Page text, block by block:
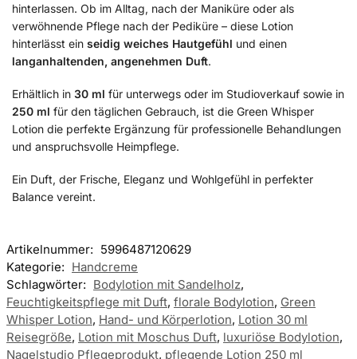
hinterlassen. Ob im Alltag, nach der Maniküre oder als
verwöhnende Pflege nach der Pediküre – diese Lotion
hinterlässt ein seidig weiches Hautgefühl und einen
langanhaltenden, angenehmen Duft.
Erhältlich in 30 ml für unterwegs oder im Studioverkauf sowie in
250 ml für den täglichen Gebrauch, ist die Green Whisper
Lotion die perfekte Ergänzung für professionelle Behandlungen
und anspruchsvolle Heimpflege.
Ein Duft, der Frische, Eleganz und Wohlgefühl in perfekter
Balance vereint.
Artikelnummer: 5996487120629
Kategorie: Handcreme
Schlagwörter: Bodylotion mit Sandelholz,
Feuchtigkeitspflege mit Duft, florale Bodylotion, Green
Whisper Lotion, Hand- und Körperlotion, Lotion 30 ml
Reisegröße, Lotion mit Moschus Duft, luxuriöse Bodylotion,
Nagelstudio Pflegeprodukt, pflegende Lotion 250 ml